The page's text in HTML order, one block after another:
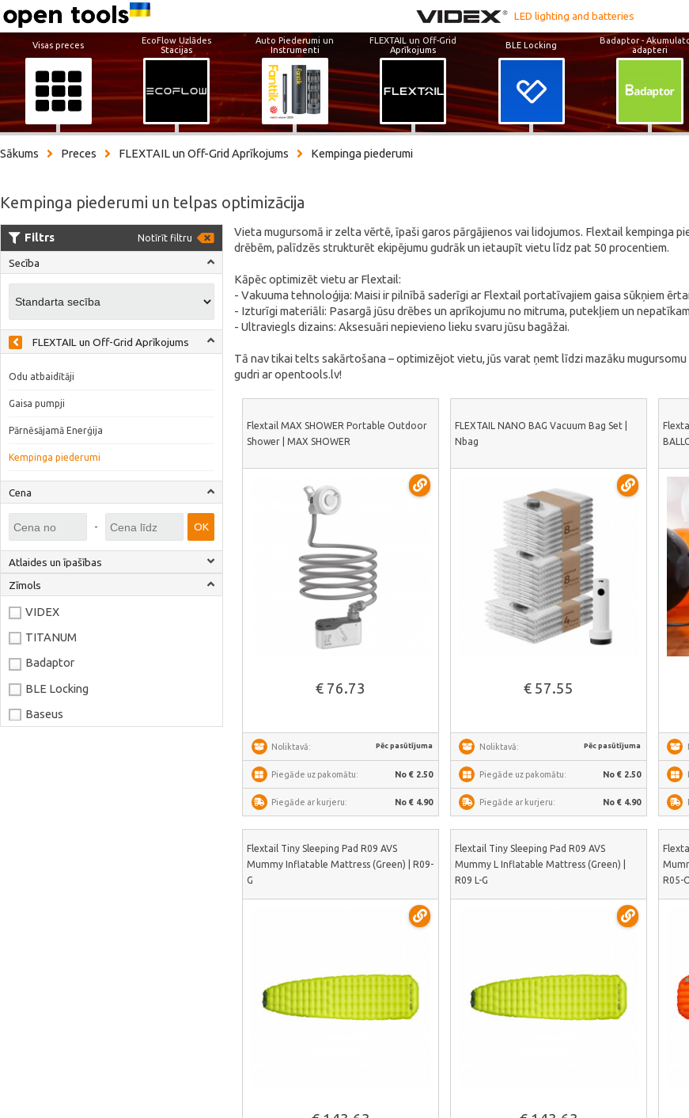
LED lighting and batteries
Visas preces
EcoFlow Uzlādes
Stacijas
Auto Piederumi un
Instrumenti
FLEXTAIL un Off-Grid
Aprīkojums
BLE Locking
Badaptor -
adapteri
Sākums Preces FLEXTAIL un Off-Grid Aprīkojums Kempinga piederumi
Kempinga piederumi un telpas optimizācija
Filtrs Notīrīt filtru
Secība
FLEXTAIL un Off-Grid Aprīkojums
Odu atbaidītāji
Gaisa pumpji
Pārnēsājamā Enerģija
Kempinga piederumi
Cena
- OK
Atlaides un īpašības
Zīmols
VIDEX
TITANUM
Badaptor
BLE Locking
Baseus
Vieta mugursomā ir zelta vērtē, īpaši garos pārgājienos vai lidojumos. Flextail kempinga
drēbēm, palīdzēs strukturēt ekipējumu gudrāk un ietaupīt vietu līdz pat 50 procentiem.
Kāpēc optimizēt vietu ar Flextail:
- Vakuuma tehnoloģija: Maisi ir pilnībā saderīgi ar Flextail portatīvajiem gaisa sūkņiem
- Izturīgi materiāli: Pasargā jūsu drēbes un aprīkojumu no mitruma, putekļiem un
- Ultraviegls dizains: Aksesuāri nepievieno lieku svaru jūsu bagāžai.
Tā nav tikai telts sakārtošana – optimizējot vietu, jūs varat ņemt līdzi mazāku
gudri ar opentools.lv!
Flextail MAX SHOWER Portable Outdoor
Shower | MAX SHOWER
€ 76.73
Noliktavā: Pēc pasūtījuma
Piegāde uz pakomātu: No € 2.50
Piegāde ar kurjeru: No € 4.90
FLEXTAIL NANO BAG Vacuum Bag Set |
Nbag
€ 57.55
Noliktavā: Pēc pasūtījuma
Piegāde uz pakomātu: No € 2.50
Piegāde ar kurjeru: No € 4.90
Flextail Tiny Sleeping Pad R09 AVS
Mummy Inflatable Mattress (Green) | R09-
G
Flextail Tiny Sleeping Pad R09 AVS
Mummy L Inflatable Mattress (Green) |
R09 L-G
R05-